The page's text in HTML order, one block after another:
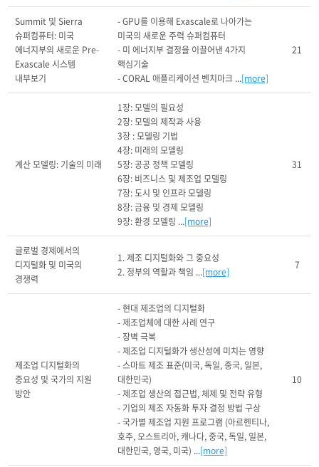
Summit 및 Sierra
슈퍼컴퓨터: 미국
에너지부의 새로운 Pre-
Exascale 시스템
내부보기
- GPU를 이용해 Exascale로 나아가는
미국의 새로운 주력 슈퍼컴퓨터
- 미 에너지부 결정을 이끌어낸 4가지
핵심기술
- CORAL 애플리케이션 벤치마크 ...[more]
21
계산 모델링: 기술의 미래
1장: 모델의 필요성
2장: 모델의 제작과 사용
3장 : 모델링 기법
4장: 미래의 모델링
5장: 공공 정책 모델링
6장: 비즈니스 및 제조업 모델링
7장: 도시 및 인프라 모델링
8장: 금융 및 경제 모델링
9장: 환경 모델링 ...[more]
31
글로벌 경제에서의
디지털화 및 미국의
경쟁력
1. 제조 디지털화와 그 중요성
2. 정부의 역할과 책임 ...[more]
7
제조업 디지털화의
중요성 및 국가의 지원
방안
- 현대 제조업의 디지털화
- 제조업체에 대한 사례 연구
- 장벽 극복
- 제조업 디지털화가 생산성에 미치는 영향
- 스마트 제조 표준(미국, 독일, 중국, 일본,
대한민국)
- 제조업 생산의 접근법, 체제 및 전략 유형
- 기업의 제조 자동화 투자 결정 방법 구상
- 국가별 제조업 지원 프로그램 (아르헨티나,
호주, 오스트리아, 캐나다, 중국, 독일, 일본,
대한민국, 영국, 미국) ...[more]
10